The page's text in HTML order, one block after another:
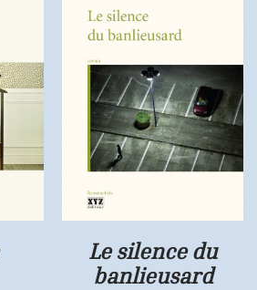
Le silence du
banlieusard